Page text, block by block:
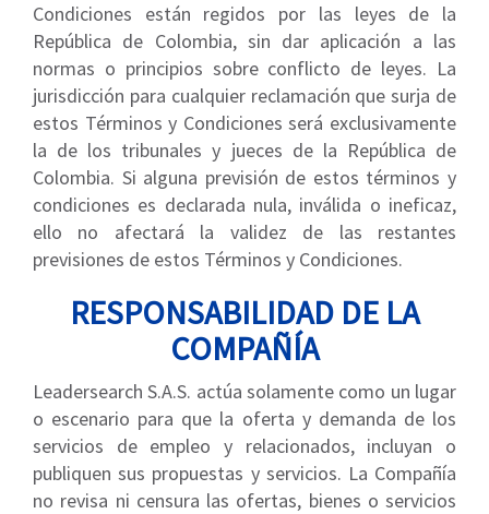
Condiciones están regidos por las leyes de la
República de Colombia, sin dar aplicación a las
normas o principios sobre conflicto de leyes. La
jurisdicción para cualquier reclamación que surja de
estos Términos y Condiciones será exclusivamente
la de los tribunales y jueces de la República de
Colombia. Si alguna previsión de estos términos y
condiciones es declarada nula, inválida o ineficaz,
ello no afectará la validez de las restantes
previsiones de estos Términos y Condiciones.
RESPONSABILIDAD DE LA
COMPAÑÍA
Leadersearch S.A.S. actúa solamente como un lugar
o escenario para que la oferta y demanda de los
servicios de empleo y relacionados, incluyan o
publiquen sus propuestas y servicios. La Compañía
no revisa ni censura las ofertas, bienes o servicios